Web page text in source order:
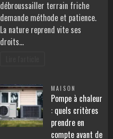
débroussailler terrain friche
demande méthode et patience.
La nature reprend vite ses
droits…
MAISON
Pompe à chaleur
: quels critères
prendre en
compte avant de